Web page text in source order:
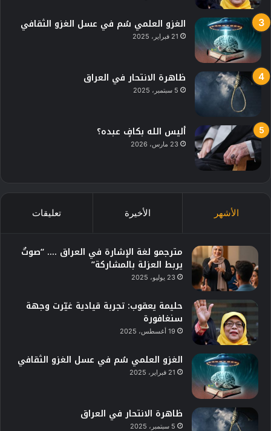
الغزو العلمي سُم في عسل الغزو الثقافي
21 فبراير، 2025
ظاهرة الانتحار في العراق
5 سبتمبر، 2025
أليس الله بكافٍ عبده؟
23 مارس، 2026
الأشهر الأخيرة تعليقات
مترجمو لغة الإشارة في العراق …. “صوتٌ
يربط العزلة بالمشاركة”
23 يوليو، 2025
حليمة يعقوب: تجربة قيادية غيّرت وجهة
سنغافورة
19 أغسطس، 2025
الغزو العلمي سُم في عسل الغزو الثقافي
21 فبراير، 2025
ظاهرة الانتحار في العراق
5 سبتمبر، 2025